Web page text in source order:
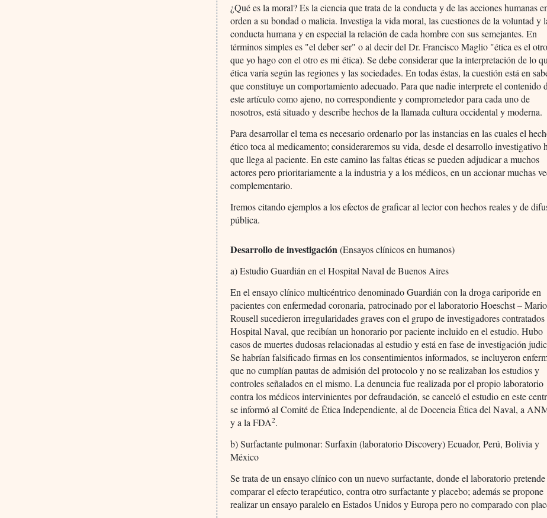
¿Qué es la moral? Es la ciencia que trata de la conducta y de las acciones humanas
orden a su bondad o malicia. Investiga la vida moral, las cuestiones de la voluntad y
conducta humana y en especial la relación de cada hombre con sus semejantes. En
términos simples es "el deber ser" o al decir del Dr. Francisco Maglio "ética es el
que yo hago con el otro es mi ética). Se debe considerar que la interpretación de lo
ética varía según las regiones y las sociedades. En todas éstas, la cuestión está en
que constituye un comportamiento adecuado. Para que nadie interprete el contenido
este artículo como ajeno, no correspondiente y comprometedor para cada uno de
nosotros, está situado y describe hechos de la llamada cultura occidental y moderna.
Para desarrollar el tema es necesario ordenarlo por las instancias en las cuales el
ético toca al medicamento; consideraremos su vida, desde el desarrollo investigativo
que llega al paciente. En este camino las faltas éticas se pueden adjudicar a muchos
actores pero prioritariamente a la industria y a los médicos, en un accionar muchas
complementario.
Iremos citando ejemplos a los efectos de graficar al lector con hechos reales y de
pública.
Desarrollo de investigación(Ensayos clínicos en humanos)
a) Estudio Guardián en el Hospital Naval de Buenos Aires
En el ensayo clínico multicéntrico denominado Guardián con la droga cariporide en
pacientes con enfermedad coronaria, patrocinado por el laboratorio Hoeschst –
Rousell sucedieron irregularidades graves con el grupo de investigadores contratados
Hospital Naval, que recibían un honorario por paciente incluido en el estudio. Hubo
casos de muertes dudosas relacionadas al estudio y está en fase de investigación
Se habrían falsificado firmas en los consentimientos informados, se incluyeron
que no cumplían pautas de admisión del protocolo y no se realizaban los estudios y
controles señalados en el mismo. La denuncia fue realizada por el propio laboratorio
contra los médicos intervinientes por defraudación, se canceló el estudio en este
se informó al Comité de Ética Independiente, al de Docencia Ética del Naval, a
y a la FDA2.
b) Surfactante pulmonar: Surfaxin (laboratorio Discovery) Ecuador, Perú, Bolivia y
México
Se trata de un ensayo clínico con un nuevo surfactante, donde el laboratorio pretende
comparar el efecto terapéutico, contra otro surfactante y placebo; además se propone
realizar un ensayo paralelo en Estados Unidos y Europa pero no comparado con